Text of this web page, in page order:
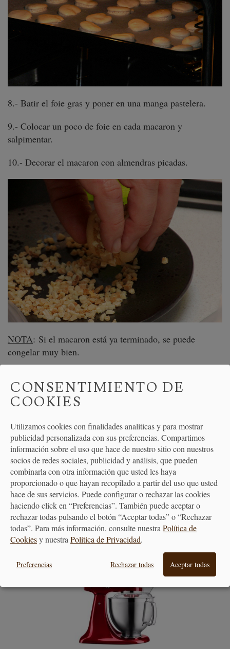
8.- Batir el foie gras y poner en una manga pastelera.
9.- Colocar un poco de foie en cada macaron y
salpimentar.
10.- Decorar el macaron con almendras picadas.
NOTA: Si el macaron está ya terminado, se puede
congelar muy bien.
PRODUCTOS RELACIONADOS
CONSENTIMIENTO DE
COOKIES
Utilizamos cookies con finalidades analíticas y para mostrar
publicidad personalizada con sus preferencias. Compartimos
información sobre el uso que hace de nuestro sitio con nuestros
socios de redes sociales, publicidad y análisis, que pueden
combinarla con otra información que usted les haya
proporcionado o que hayan recopilado a partir del uso que usted
hace de sus servicios. Puede configurar o rechazar las cookies
haciendo click en “Preferencias”. También puede aceptar o
rechazar todas pulsando el botón “Aceptar todas” o “Rechazar
todas”. Para más información, consulte nuestra Política de
Cookiesy nuestra Política de Privacidad.
Preferencias Rechazar todas Aceptar todas